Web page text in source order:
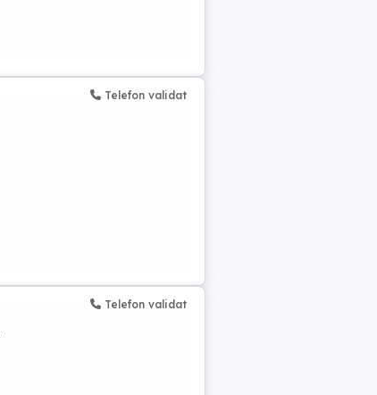
Telefon validat
Telefon validat